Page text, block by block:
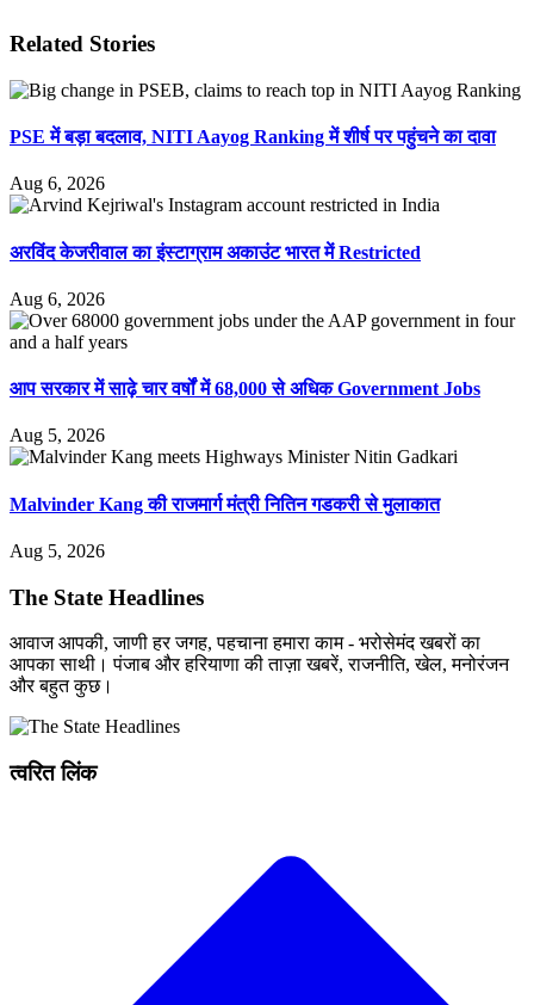
Related Stories
PSE में बड़ा बदलाव, NITI Aayog Ranking में शीर्ष पर पहुंचने का दावा
Aug 6, 2026
अरविंद केजरीवाल का इंस्टाग्राम अकाउंट भारत में Restricted
Aug 6, 2026
आप सरकार में साढ़े चार वर्षों में 68,000 से अधिक Government Jobs
Aug 5, 2026
Malvinder Kang की राजमार्ग मंत्री नितिन गडकरी से मुलाकात
Aug 5, 2026
The State Headlines
आवाज आपकी, जाणी हर जगह, पहचाना हमारा काम - भरोसेमंद खबरों का
आपका साथी। पंजाब और हरियाणा की ताज़ा खबरें, राजनीति, खेल, मनोरंजन
और बहुत कुछ।
त्वरित लिंक